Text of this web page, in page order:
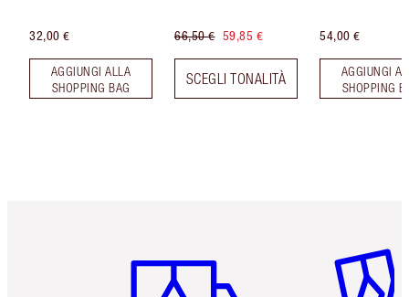
32,00 €
AGGIUNGI ALLA
SHOPPING BAG
66,50 € 59,85 €
SCEGLI TONALITÀ
54,00 €
AGGIUNGI
SHOPPING